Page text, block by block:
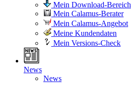
Mein Download-Bereich
Mein Calamus-Berater
Mein Calamus-Angebot
Meine Kundendaten
Mein Versions-Check
News
News